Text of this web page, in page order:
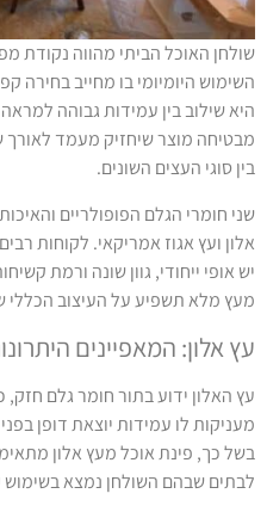
האוכל הביתי מהווה נקודת
היומיומי בו מחייב בחירה
שילוב בין עמידות גבוהה
מוצר שיחזיק מעמד לאורך
סוגי העצים השונים.
חומרי הגלם הפופולריים
ועץ אגוז אמריקאי. לקוחות
אופי ייחודי, גוון שונה ורמת
מלא תשפיע על העיצוב הכללי
אלון: המאפיינים
האלון ידוע בתור חומר גלם חזק,
לו עמידות יוצאת דופן
כך, פינת אוכל מעץ אלון
שבהם השולחן נמצא בשימוש